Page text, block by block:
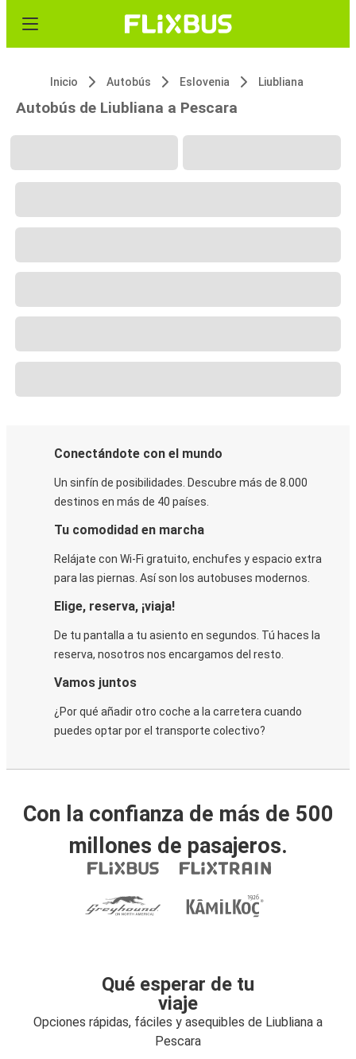
Inicio Autobús Eslovenia Liubliana
Autobús de Liubliana a Pescara
Conectándote con el mundo
Un sinfín de posibilidades. Descubre más de 8.000
destinos en más de 40 países.
Tu comodidad en marcha
Relájate con Wi-Fi gratuito, enchufes y espacio extra
para las piernas. Así son los autobuses modernos.
Elige, reserva, ¡viaja!
De tu pantalla a tu asiento en segundos. Tú haces la
reserva, nosotros nos encargamos del resto.
Vamos juntos
¿Por qué añadir otro coche a la carretera cuando
puedes optar por el transporte colectivo?
Con la confianza de más de 500
millones de pasajeros.
Qué esperar de tu
viaje
Opciones rápidas, fáciles y asequibles de Liubliana a
Pescara